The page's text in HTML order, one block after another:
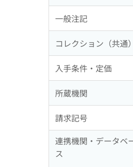
一般注記
コレクション（共通）
入手条件・定価
所蔵機関
請求記号
連携機関・データベ
ス